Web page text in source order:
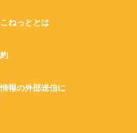
ねっととは
報の外部送信に